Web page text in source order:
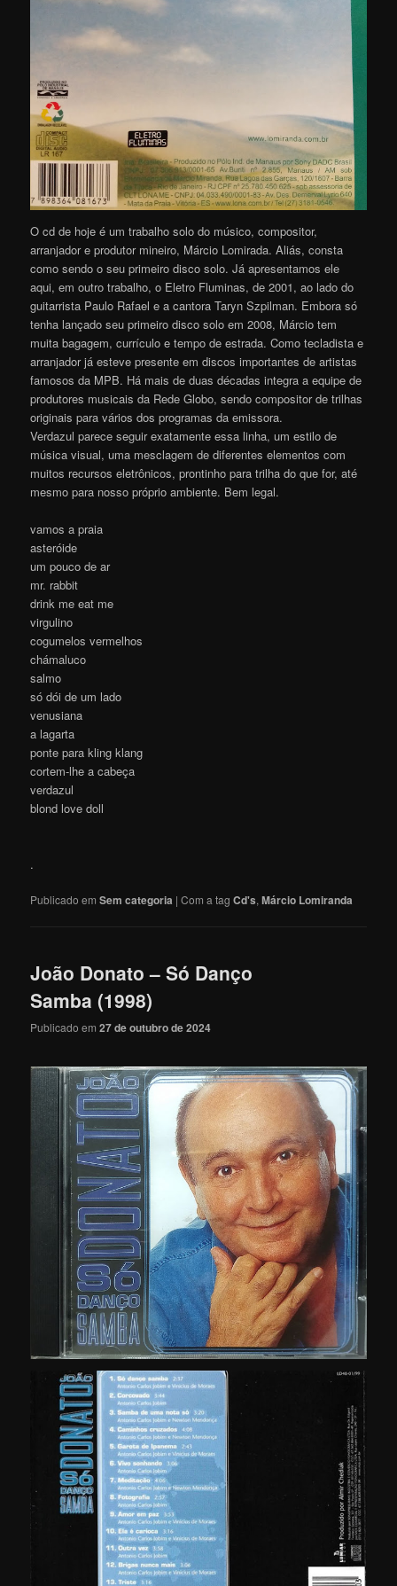
O cd de hoje é um trabalho solo do músico, compositor,
arranjador e produtor mineiro, Márcio Lomirada. Aliás, consta
como sendo o seu primeiro disco solo. Já apresentamos ele
aqui, em outro trabalho, o Eletro Fluminas, de 2001, ao lado do
guitarrista Paulo Rafael e a cantora Taryn Szpilman. Embora só
tenha lançado seu primeiro disco solo em 2008, Márcio tem
muita bagagem, currículo e tempo de estrada. Como tecladista e
arranjador já esteve presente em discos importantes de artistas
famosos da MPB. Há mais de duas décadas integra a equipe de
produtores musicais da Rede Globo, sendo compositor de trilhas
originais para vários dos programas da emissora.
Verdazul parece seguir exatamente essa linha, um estilo de
música visual, uma mesclagem de diferentes elementos com
muitos recursos eletrônicos, prontinho para trilha do que for, até
mesmo para nosso próprio ambiente. Bem legal.
vamos a praia
asteróide
um pouco de ar
mr. rabbit
drink me eat me
virgulino
cogumelos vermelhos
chámaluco
salmo
só dói de um lado
venusiana
a lagarta
ponte para kling klang
cortem-lhe a cabeça
verdazul
blond love doll
.
Publicado em Sem categoria |Com a tagCd's,Márcio Lomiranda
João Donato – Só Danço
Samba (1998)
Publicado em27 de outubro de 2024